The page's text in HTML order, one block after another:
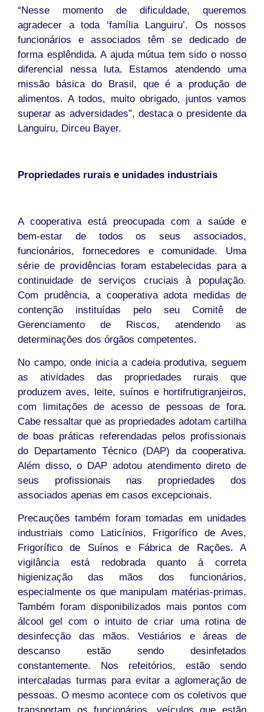
“Nesse momento de dificuldade, queremos
agradecer a toda ‘família Languiru’. Os nossos
funcionários e associados têm se dedicado de
forma esplêndida. A ajuda mútua tem sido o nosso
diferencial nessa luta. Estamos atendendo uma
missão básica do Brasil, que é a produção de
alimentos. A todos, muito obrigado, juntos vamos
superar as adversidades”, destaca o presidente da
Languiru, Dirceu Bayer.
Propriedades rurais e unidades industriais
A cooperativa está preocupada com a saúde e
bem-estar de todos os seus associados,
funcionários, fornecedores e comunidade. Uma
série de providências foram estabelecidas para a
continuidade de serviços cruciais à população.
Com prudência, a cooperativa adota medidas de
contenção instituídas pelo seu Comitê de
Gerenciamento de Riscos, atendendo as
determinações dos órgãos competentes.
No campo, onde inicia a cadeia produtiva, seguem
as atividades das propriedades rurais que
produzem aves, leite, suínos e hortifrutigranjeiros,
com limitações de acesso de pessoas de fora.
Cabe ressaltar que as propriedades adotam cartilha
de boas práticas referendadas pelos profissionais
do Departamento Técnico (DAP) da cooperativa.
Além disso, o DAP adotou atendimento direto de
seus profissionais nas propriedades dos
associados apenas em casos excepcionais.
Precauções também foram tomadas em unidades
industriais como Laticínios, Frigorífico de Aves,
Frigorífico de Suínos e Fábrica de Rações. A
vigilância está redobrada quanto à correta
higienização das mãos dos funcionários,
especialmente os que manipulam matérias-primas.
Também foram disponibilizados mais pontos com
álcool gel com o intuito de criar uma rotina de
desinfecção das mãos. Vestiários e áreas de
descanso estão sendo desinfetados
constantemente. Nos refeitórios, estão sendo
intercaladas turmas para evitar a aglomeração de
pessoas. O mesmo acontece com os coletivos que